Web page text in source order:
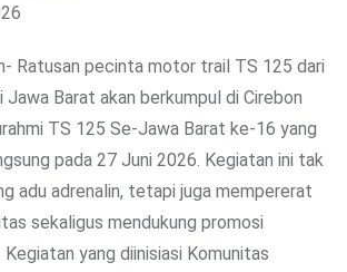
Ratusan pecinta motor trail TS 125 dari
Jawa Barat akan berkumpul di Cirebon
TS 125 Se-Jawa Barat ke-16 yang
pada 27 Juni 2026. Kegiatan ini tak
adu adrenalin, tetapi juga mempererat
sekaligus mendukung promosi
yang diinisiasi Komunitas